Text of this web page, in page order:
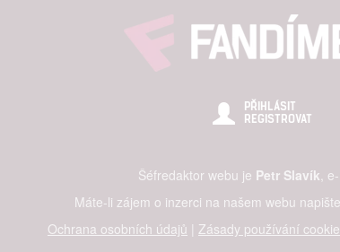
PŘIHLÁSIT
REGISTROVAT
Šéfredaktor webu je Petr Slavík ,
Máte-li zájem o inzerci na našem webu
Ochrana osobních údajů | Zásady používání
možnost: Zajištění bezpečnosti, předcházení a
Poskytování a zobrazování reklamy a obsahu